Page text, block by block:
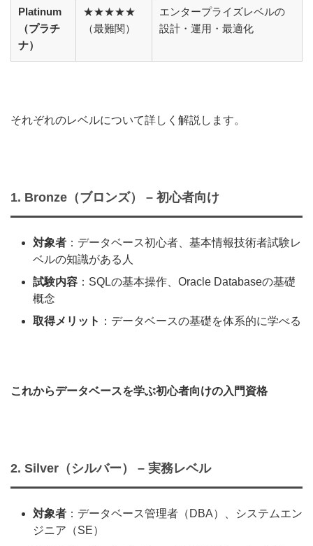
Platinum
（プラチ
ナ）
★★★★★
（最難関）
エンタープライズレベルの
設計・運用・最適化
それぞれのレベルについて詳しく解説します。
1. Bronze（ブロンズ） – 初心者向け
対象者 ：データベース初心者、基本情報技術者試験レ
ベルの知識がある人
試験内容 ：SQLの基本操作、Oracle Databaseの基礎
概念
取得メリット ：データベースの基礎を体系的に学べる
これからデータベースを学ぶ初心者向けの入門資格
2. Silver（シルバー） – 実務レベル
対象者 ：データベース管理者（DBA）、システムエン
ジニア（SE）